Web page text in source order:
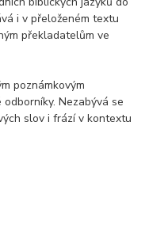
i v přeloženém textu
překladatelům ve
poznámkovým
Nezabývá se
slov i frází v kontextu